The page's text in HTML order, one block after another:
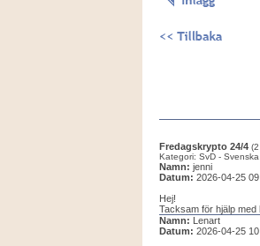
Fredagskrypto 24/4
Kategori: SvD -
Namn: jenni
Datum: 2026-04-25
Hej!
Tacksam för hjälp med
Namn: Lenart
Datum: 2026-04-25